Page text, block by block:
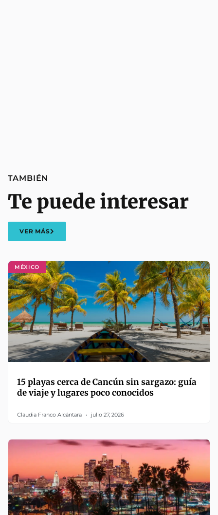
MÉXICO
15 playas cerca de Cancún sin sargazo: guía
de viaje y lugares poco conocidos
Claudia Franco Alcántara julio 27, 2026
TAMBIÉN
Te puede interesar
VER MÁS